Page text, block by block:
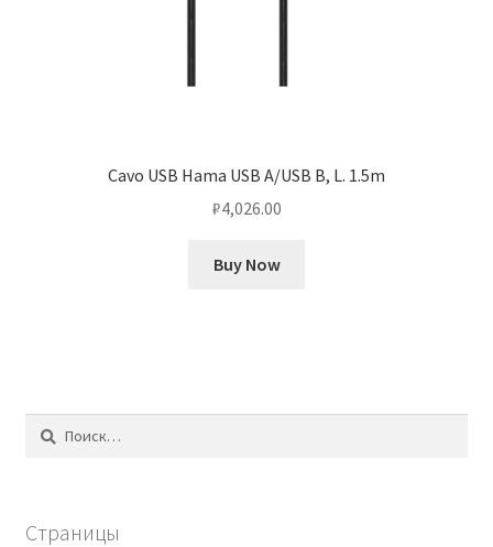
Cavo USB Hama USB A/USB B, L. 1.5m
₽4,026.00
Buy Now
Найти:
Страницы